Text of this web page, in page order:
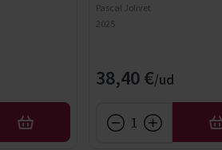
AFEGIR
Pascal Jolivet
2025
38,40 €